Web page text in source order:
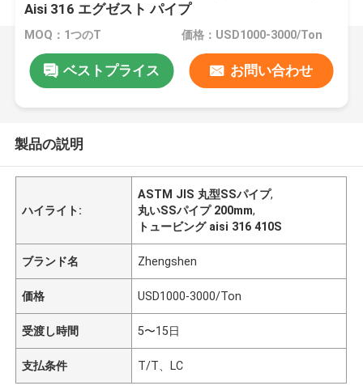
Aisi 316 エグゼスト パイプ
MOQ：1つのT 価格：USD1000-3000/Ton
ベストプライス お問い合わせ
製品の説明
ハイライト:
ASTM JIS 丸型SSパイプ,
丸いSSパイプ 200mm,
トュービング aisi 316 410S
ブランド名 Zhengshen
価格 USD1000-3000/Ton
受渡し時間 5〜15日
支払条件 T/T、LC